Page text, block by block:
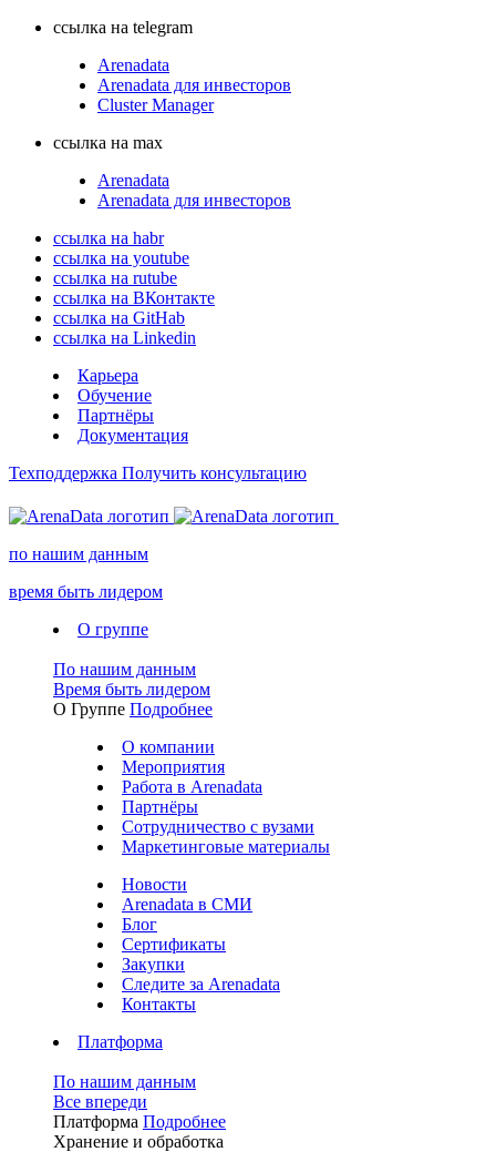
ссылка на telegram
Arenadata
Arenadata для инвесторов
Cluster Manager
ссылка на max
Arenadata
Arenadata для инвесторов
ссылка на habr
ссылка на youtube
ссылка на rutube
ссылка на ВКонтакте
ссылка на GitHab
ссылка на Linkedin
Карьера
Обучение
Партнёры
Документация
Техподдержка Получить консультацию
по нашим данным
время быть лидером
О группе
По нашим данным
Время быть лидером
О Группе Подробнее
О компании
Мероприятия
Работа в Arenadata
Партнёры
Сотрудничество с вузами
Маркетинговые материалы
Новости
Arenadata в СМИ
Блог
Сертификаты
Закупки
Следите за Аrenadata
Контакты
Платформа
По нашим данным
Все впереди
Платформа Подробнее
Хранение и обработка